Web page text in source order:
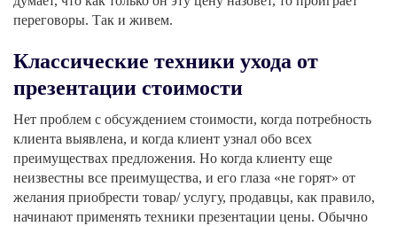
переговоры. Так и живем.
Классические техники ухода от
презентации стоимости
Нет проблем с обсуждением стоимости, когда потребность
клиента выявлена, и когда клиент узнал обо всех
преимуществах предложения. Но когда клиенту еще
неизвестны все преимущества, и его глаза «не горят» от
желания приобрести товар/ услугу, продавцы, как правило,
начинают применять техники презентации цены. Обычно